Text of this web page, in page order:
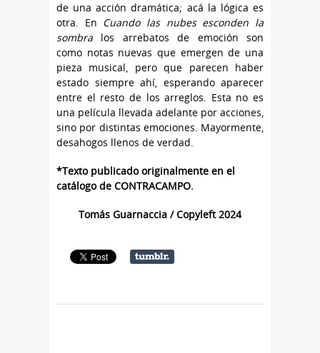
de una acción dramática; acá la lógica es
otra. En Cuando las nubes esconden la
sombra los arrebatos de emoción son
como notas nuevas que emergen de una
pieza musical, pero que parecen haber
estado siempre ahí, esperando aparecer
entre el resto de los arreglos. Esta no es
una película llevada adelante por acciones,
sino por distintas emociones. Mayormente,
desahogos llenos de verdad.
*Texto publicado originalmente en el
catálogo de CONTRACAMPO.
Tomás Guarnaccia / Copyleft 2024